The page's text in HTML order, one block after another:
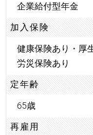
企業給付型年金
加入保険
健康保険あり・厚
労災保険あり
定年齢
65歳
再雇用